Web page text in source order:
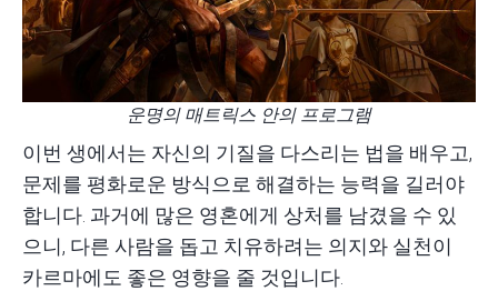
운명의 매트릭스 안의 프로그램
이번 생에서는 자신의 기질을 다스리는 법을 배우고,
문제를 평화로운 방식으로 해결하는 능력을 길러야
합니다. 과거에 많은 영혼에게 상처를 남겼을 수 있
으니, 다른 사람을 돕고 치유하려는 의지와 실천이
카르마에도 좋은 영향을 줄 것입니다.